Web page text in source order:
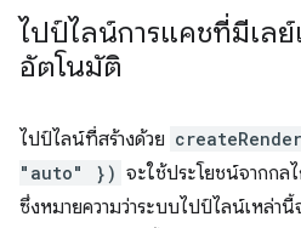
ไปป์ไลน์การแคชที่มีเลย์
อัตโนมัติ
ไปป์ไลน์ที่สร้างด้วย
"auto" }) จะใช้ประโยชน์จากกล
ซึ่งหมายความว่าระบบไปป์ไลน์เหล่า